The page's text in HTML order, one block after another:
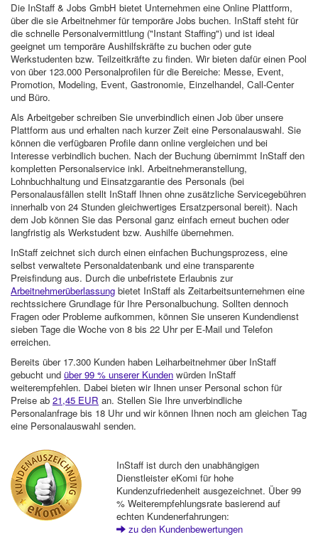
Die InStaff & Jobs GmbH bietet Unternehmen eine Online Plattform,
über die sie Arbeitnehmer für temporäre Jobs buchen. InStaff steht für
die schnelle Personalvermittlung ("Instant Staffing") und ist ideal
geeignet um temporäre Aushilfskräfte zu buchen oder gute
Werkstudenten bzw. Teilzeitkräfte zu finden. Wir bieten dafür einen Pool
von über 123.000 Personalprofilen für die Bereiche: Messe, Event,
Promotion, Modeling, Event, Gastronomie, Einzelhandel, Call-Center
und Büro.
Als Arbeitgeber schreiben Sie unverbindlich einen Job über unsere
Plattform aus und erhalten nach kurzer Zeit eine Personalauswahl. Sie
können die verfügbaren Profile dann online vergleichen und bei
Interesse verbindlich buchen. Nach der Buchung übernimmt InStaff den
kompletten Personalservice inkl. Arbeitnehmeranstellung,
Lohnbuchhaltung und Einsatzgarantie des Personals (bei
Personalausfällen stellt InStaff Ihnen ohne zusätzliche Servicegebühren
innerhalb von 24 Stunden gleichwertiges Ersatzpersonal bereit). Nach
dem Job können Sie das Personal ganz einfach erneut buchen oder
langfristig als Werkstudent bzw. Aushilfe übernehmen.
InStaff zeichnet sich durch einen einfachen Buchungsprozess, eine
selbst verwaltete Personaldatenbank und eine transparente
Preisfindung aus. Durch die unbefristete Erlaubnis zur
Arbeitnehmerüberlassung bietet InStaff als Zeitarbeitsunternehmen eine
rechtssichere Grundlage für Ihre Personalbuchung. Sollten dennoch
Fragen oder Probleme aufkommen, können Sie unseren Kundendienst
sieben Tage die Woche von 8 bis 22 Uhr per E-Mail und Telefon
erreichen.
Bereits über 17.300 Kunden haben Leiharbeitnehmer über InStaff
gebucht und über 99 % unserer Kunden würden InStaff
weiterempfehlen. Dabei bieten wir Ihnen unser Personal schon für
Preise ab 21,45 EUR an. Stellen Sie Ihre unverbindliche
Personalanfrage bis 18 Uhr und wir können Ihnen noch am gleichen Tag
eine Personalauswahl senden.
InStaff ist durch den unabhängigen
Dienstleister eKomi für hohe
Kundenzufriedenheit ausgezeichnet. Über 99
% Weiterempfehlungsrate basierend auf
echten Kundenerfahrungen:
zu den Kundenbewertungen